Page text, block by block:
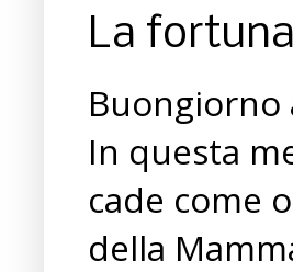
La
In questa
cade come
della